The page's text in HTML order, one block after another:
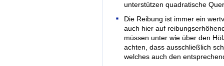
unterstützen quadratische
Die Reibung ist immer ein
auch hier auf
müssen unter wie über den
achten, dass ausschließlich
welches auch den